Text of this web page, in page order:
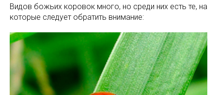
Видов божьих коровок много, но среди них есть те, на
которые следует обратить внимание: